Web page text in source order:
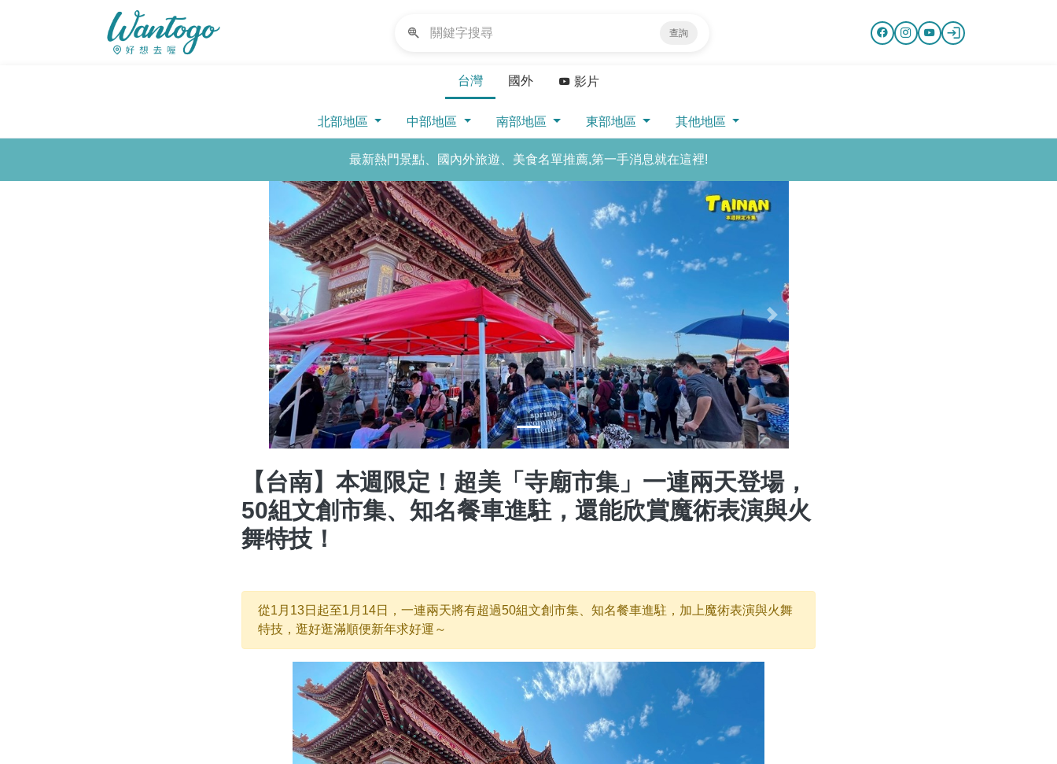
查詢
台灣 國外 影片
北部地區 中部地區 南部地區 東部地區 其他地區
最新熱門景點、國內外旅遊、美食名單推薦,第一手消息就在這裡!
Previous Next
【台南】本週限定！超美「寺廟市集」一連兩天登場，
50組文創市集、知名餐車進駐，還能欣賞魔術表演與火
舞特技！
從1月13日起至1月14日，一連兩天將有超過50組文創市集、知名餐車進駐，加上魔術表演與火舞
特技，逛好逛滿順便新年求好運～